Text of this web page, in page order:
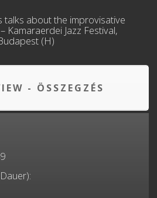
talks about the improvisative
Kamaraerdei Jazz Festival,
(H)
- ÖSSZEGZÉS